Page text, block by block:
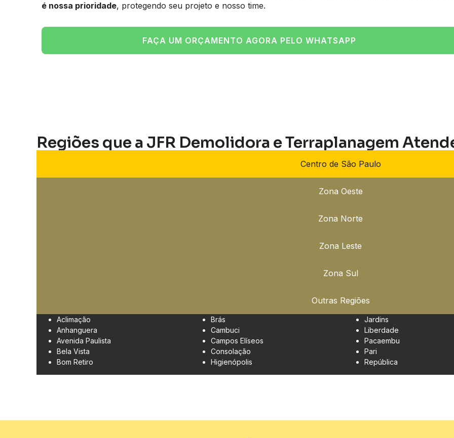
é nossa prioridade, protegendo seu projeto e nosso time.
FAÇA UM ORÇAMENTO AGORA PELO WHATSAPP
Regiões que a JFR Demolidora e Terraplanagem
Centro de São Paulo
Zona Oeste
Zona Norte
Zona Leste
Zona Sul
Outras Regiões
Aclimação
Anhanguera
Avenida Paulista
Bela Vista
Bom Retiro
Brás
Cambuci
Campos Elíseos
Consolação
Higienópolis
Jardins
Liberdade
Pacaembu
Pari
República